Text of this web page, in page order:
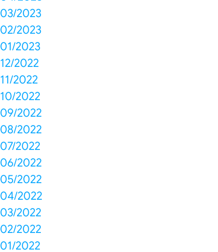
03/2023
02/2023
01/2023
12/2022
11/2022
10/2022
09/2022
08/2022
07/2022
06/2022
05/2022
04/2022
03/2022
02/2022
01/2022